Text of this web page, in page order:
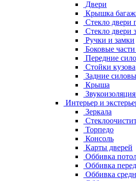
Двери
Крышка
Стекло двери
Стекло двери
Ручки и замки
Боковые части
Передние
Стойки кузова
Задние
Крыша
Интерьер и
Зеркала
Торпедо
Консоль
Карты дверей
Оббивка
Оббивка
Оббивка